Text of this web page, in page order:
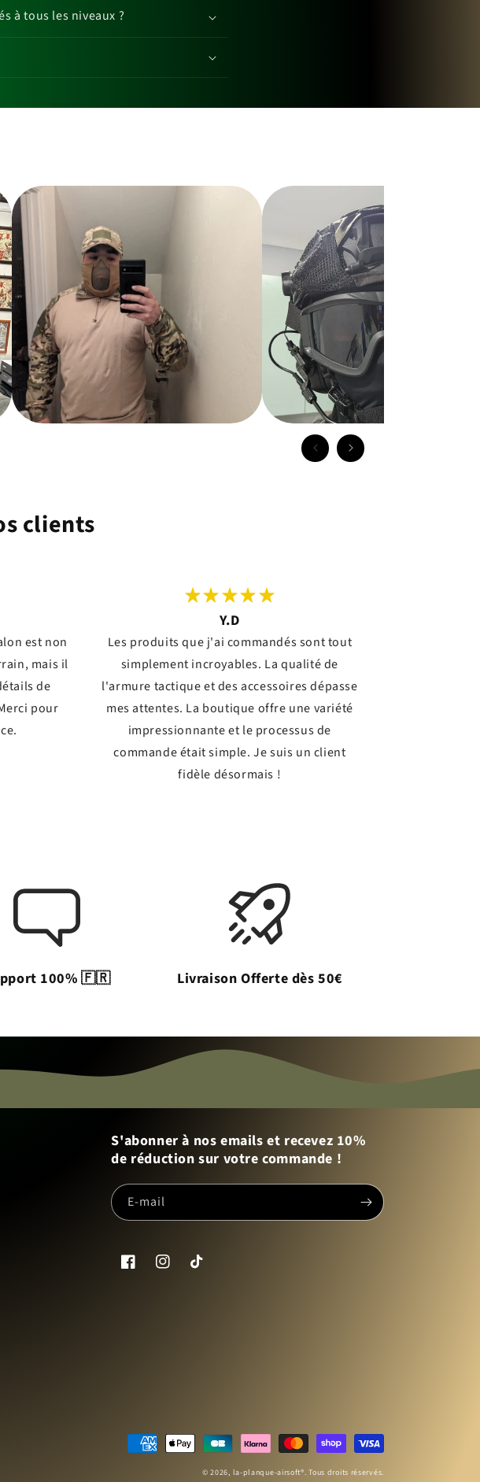
à tous les niveaux ?
clients
est non
mais il
de
pour
Y.D
Les produits que j'ai commandés sont tout
simplement incroyables. La qualité de
l'armure tactique et des accessoires dépasse
mes attentes. La boutique offre une variété
impressionnante et le processus de
commande était simple. Je suis un client
fidèle désormais !
100% 🇫🇷 Livraison Offerte dès 50€
S'abonner à nos emails et recevez 10%
de réduction sur votre commande !
E-mail
FacebookInstagramTikTok
Moyens
© 2026, la-planque-airsoft®. Tous droits réservés.